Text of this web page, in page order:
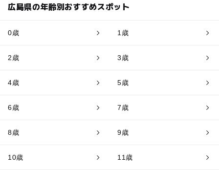
広島県の年齢別おすすめスポット
0歳 1歳
2歳 3歳
4歳 5歳
6歳 7歳
8歳 9歳
10歳 11歳